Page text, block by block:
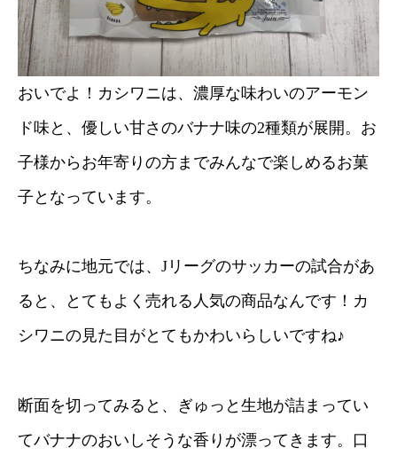
おいでよ！カシワニは、濃厚な味わいのアーモン
ド味と、優しい甘さのバナナ味の2種類が展開。お
子様からお年寄りの方までみんなで楽しめるお菓
子となっています。
ちなみに地元では、Jリーグのサッカーの試合があ
ると、とてもよく売れる人気の商品なんです！カ
シワニの見た目がとてもかわいらしいですね♪
断面を切ってみると、ぎゅっと生地が詰まってい
てバナナのおいしそうな香りが漂ってきます。口